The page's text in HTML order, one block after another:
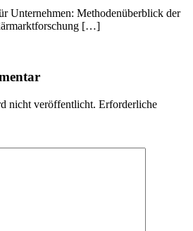
Unternehmen: Methodenüberblick der
[…]
nicht veröffentlicht. Erforderliche